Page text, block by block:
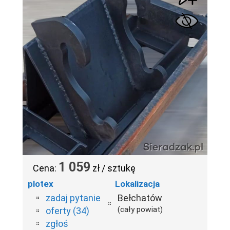
Cena: 1 059 zł / sztukę
plotex
zadaj pytanie
oferty (34)
zgłoś
Lokalizacja
Bełchatów
(cały powiat)